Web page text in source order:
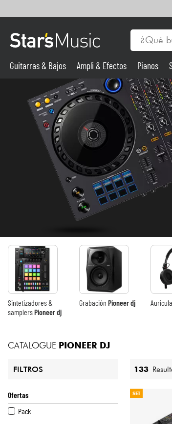
Guitarras & Bajos
Sintetizadores & samplers
Micros
Luces
Violines y cuarteto
Guitarras & Bajos Ampli & Efectos Pianos
Sintetizadores &
samplersPioneer dj
Grabación Pioneer dj
CATALOGUE PIONEER DJ
FILTROS
Ofertas
Pack
133
SET